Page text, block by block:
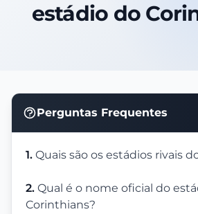
estádio do
Perguntas Frequentes
1. Quais são os estádios rivais
2. Qual é o nome oficial do
Corinthians?